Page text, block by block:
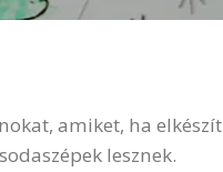
amiket, ha elkészít
lesznek.